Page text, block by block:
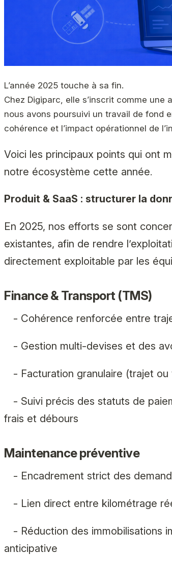
L’année 2025 touche à sa fin.
Chez Digiparc, elle s’inscrit comme
nous avons poursuivi un travail de fond
cohérence et l’impact opérationnel de
Voici les principaux points qui ont
notre écosystème cette année.
Produit & SaaS : structurer la
En 2025, nos efforts se sont
existantes, afin de rendre
directement exploitable par les
Finance & Transport (TMS)
- Cohérence renforcée entre
- Gestion multi-devises et des
- Facturation granulaire (trajet ou
- Suivi précis des statuts de
frais et débours
Maintenance préventive
- Encadrement strict des
- Lien direct entre kilométrage
- Réduction des immobilisations
anticipative